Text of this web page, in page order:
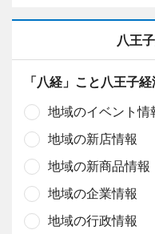
八王
「八経」こと八王子
地域のイベント情
地域の新店情報
地域の新商品情報
地域の企業情報
地域の行政情報